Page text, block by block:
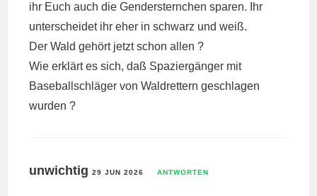
ihr Euch auch die Gendersternchen sparen. Ihr
unterscheidet ihr eher in schwarz und weiß.
Der Wald gehört jetzt schon allen ?
Wie erklärt es sich, daß Spaziergänger mit
Baseballschläger von Waldrettern geschlagen
wurden ?
unwichtig29 JUN 2026 ANTWORTEN